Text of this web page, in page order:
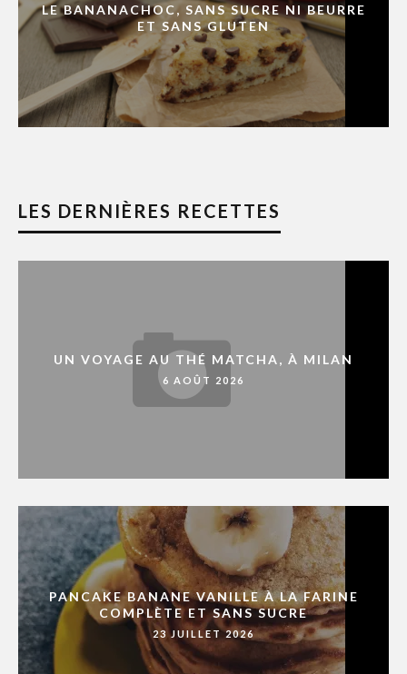
LE BANANACHOC, SANS SUCRE NI BEURRE
ET SANS GLUTEN
LES DERNIÈRES RECETTES
UN VOYAGE AU THÉ MATCHA, À MILAN
6 AOÛT 2026
PANCAKE BANANE VANILLE À LA FARINE
COMPLÈTE ET SANS SUCRE
23 JUILLET 2026